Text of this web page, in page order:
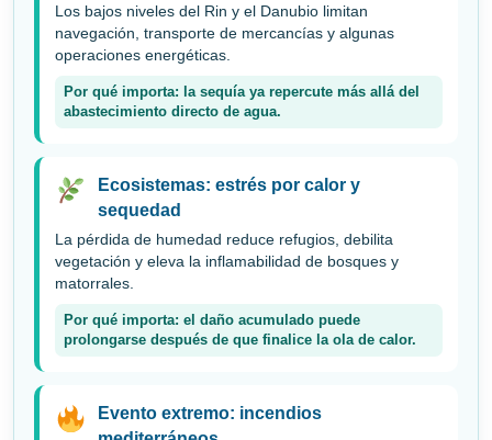
Los bajos niveles del Rin y el Danubio limitan
navegación, transporte de mercancías y algunas
operaciones energéticas.
Por qué importa: la sequía ya repercute más allá del
abastecimiento directo de agua.
Ecosistemas: estrés por calor y
sequedad
La pérdida de humedad reduce refugios, debilita
vegetación y eleva la inflamabilidad de bosques y
matorrales.
Por qué importa: el daño acumulado puede
prolongarse después de que finalice la ola de calor.
Evento extremo: incendios